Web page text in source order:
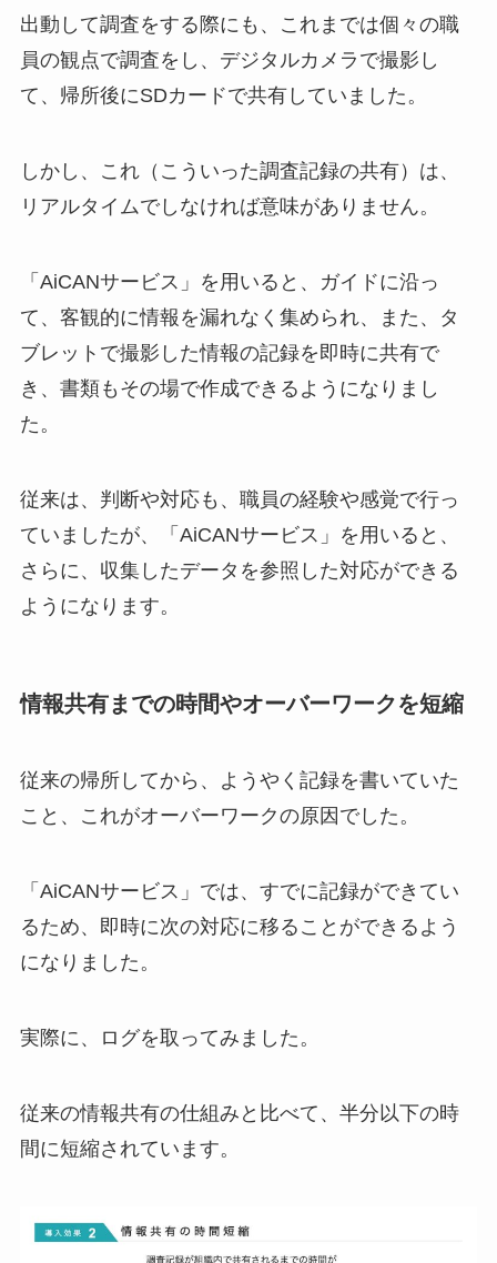
出動して調査をする際にも、これまでは個々の職
員の観点で調査をし、デジタルカメラで撮影し
て、帰所後にSDカードで共有していました。
しかし、これ（こういった調査記録の共有）は、
リアルタイムでしなければ意味がありません。
「AiCANサービス」を用いると、ガイドに沿っ
て、客観的に情報を漏れなく集められ、また、タ
ブレットで撮影した情報の記録を即時に共有で
き、書類もその場で作成できるようになりまし
た。
従来は、判断や対応も、職員の経験や感覚で行っ
ていましたが、「AiCANサービス」を用いると、
さらに、収集したデータを参照した対応ができる
ようになります。
情報共有までの時間やオーバーワークを短縮
従来の帰所してから、ようやく記録を書いていた
こと、これがオーバーワークの原因でした。
「AiCANサービス」では、すでに記録ができてい
るため、即時に次の対応に移ることができるよう
になりました。
実際に、ログを取ってみました。
従来の情報共有の仕組みと比べて、半分以下の時
間に短縮されています。